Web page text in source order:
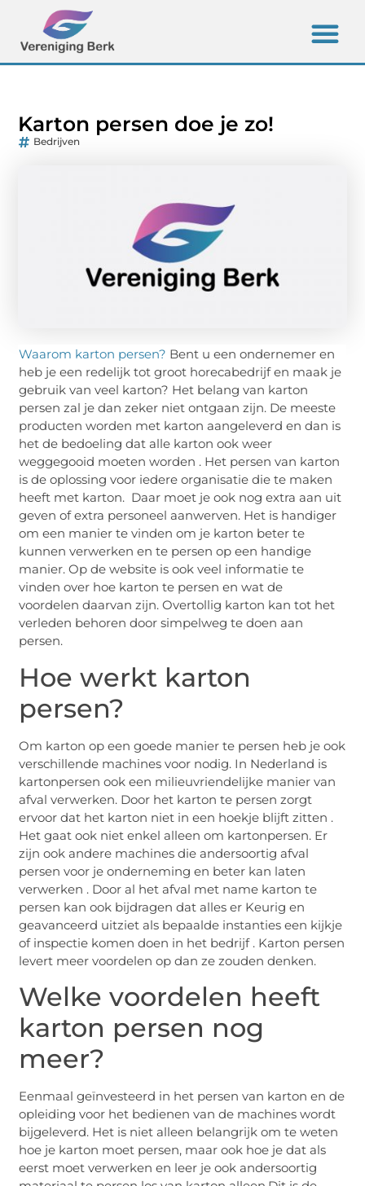
Karton persen doe je zo!
Bedrijven
Waarom karton persen? Bent u een ondernemer en
heb je een redelijk tot groot horecabedrijf en maak je
gebruik van veel karton? Het belang van karton
persen zal je dan zeker niet ontgaan zijn. De meeste
producten worden met karton aangeleverd en dan is
het de bedoeling dat alle karton ook weer
weggegooid moeten worden . Het persen van karton
is de oplossing voor iedere organisatie die te maken
heeft met karton. Daar moet je ook nog extra aan uit
geven of extra personeel aanwerven. Het is handiger
om een manier te vinden om je karton beter te
kunnen verwerken en te persen op een handige
manier. Op de website is ook veel informatie te
vinden over hoe karton te persen en wat de
voordelen daarvan zijn. Overtollig karton kan tot het
verleden behoren door simpelweg te doen aan
persen.
Hoe werkt karton
persen?
Om karton op een goede manier te persen heb je ook
verschillende machines voor nodig. In Nederland is
kartonpersen ook een milieuvriendelijke manier van
afval verwerken. Door het karton te persen zorgt
ervoor dat het karton niet in een hoekje blijft zitten .
Het gaat ook niet enkel alleen om kartonpersen. Er
zijn ook andere machines die andersoortig afval
persen voor je onderneming en beter kan laten
verwerken . Door al het afval met name karton te
persen kan ook bijdragen dat alles er Keurig en
geavanceerd uitziet als bepaalde instanties een kijkje
of inspectie komen doen in het bedrijf . Karton persen
levert meer voordelen op dan ze zouden denken.
Welke voordelen heeft
karton persen nog
meer?
Eenmaal geïnvesteerd in het persen van karton en de
opleiding voor het bedienen van de machines wordt
bijgeleverd. Het is niet alleen belangrijk om te weten
hoe je karton moet persen, maar ook hoe je dat als
eerst moet verwerken en leer je ook andersoortig